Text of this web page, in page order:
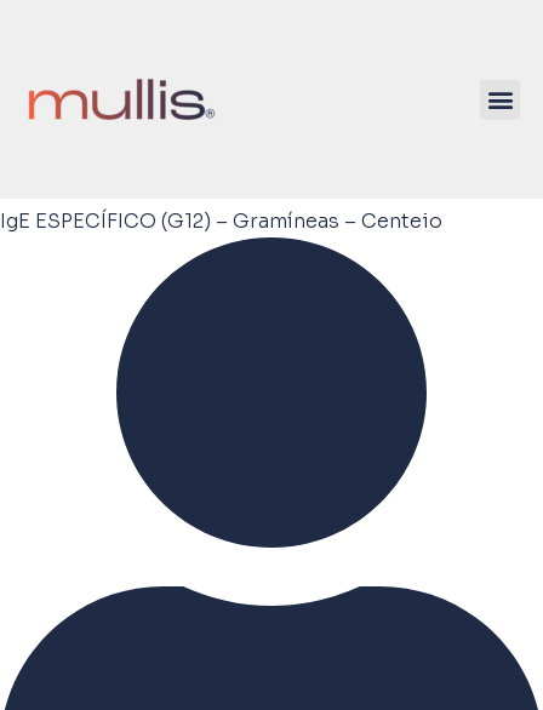
IgE ESPECÍFICO (G12) – Gramíneas – Centeio